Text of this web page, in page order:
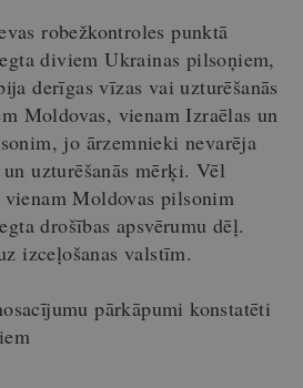
robežkontroles punktā
diviem Ukrainas pilsoņiem,
derīgas vīzas vai uzturēšanās
Moldovas, vienam Izraēlas un
jo ārzemnieki nevarēja
uzturēšanās mērķi. Vēl
Moldovas pilsonim
drošības apsvērumu dēļ.
izceļošanas valstīm.
pārkāpumi konstatēti